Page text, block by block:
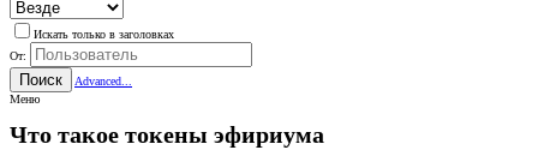
Искать только в заголовках
От:
Поиск
Advanced...
Меню
Что такое токены эфириума